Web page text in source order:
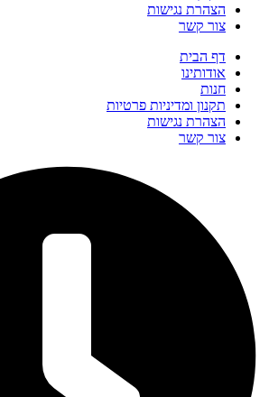
הצהרת נגישות
צור קשר
דף הבית
אודותינו
חנות
תקנון ומדיניות פרטיות
הצהרת נגישות
צור קשר